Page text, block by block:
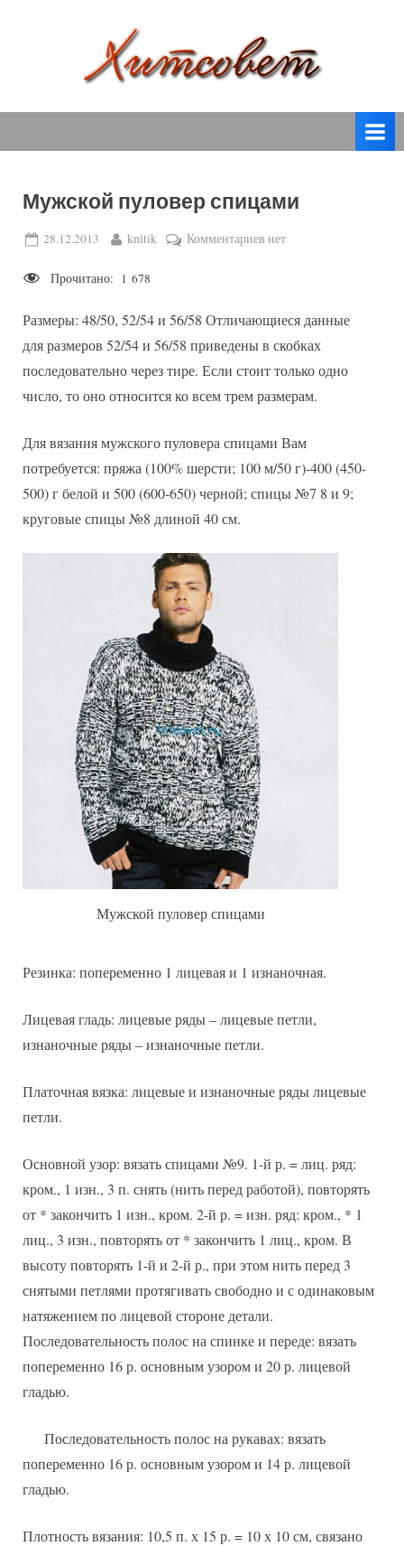
т
о
в
спицами,
крючком,
вязаные
модели
с
схемами.
Мужской пуловер спицами
Posted
28.12.2013 By
knitik Комментариевк
спицами
нет
Прочитано: 1 678
Размеры: 48/50, 52/54 и 56/58 Отличающиеся данные
для размеров 52/54 и 56/58 приведены в скобках
последовательно через тире. Если стоит только одно
число, то оно относится ко всем трем размерам.
Для вязания мужского пуловера спицами Вам
потребуется: пряжа (100% шерсти; 100 м/50 г)-400 (450-
500) г белой и 500 (600-650) черной; спицы №7 8 и 9;
круговые спицы №8 длиной 40 см.
Мужской пуловер спицами
Резинка: попеременно 1 лицевая и 1 изнаночная.
Лицевая гладь: лицевые ряды – лицевые петли,
изнаночные ряды – изнаночные петли.
Платочная вязка: лицевые и изнаночные ряды лицевые
петли.
Основной узор: вязать спицами №9. 1-й р. = лиц. ряд:
кром., 1 изн., 3 п. снять (нить перед работой), повторять
от * закончить 1 изн., кром. 2-й р. = изн. ряд: кром., * 1
лиц., 3 изн., повторять от * закончить 1 лиц., кром. В
высоту повторять 1-й и 2-й р., при этом нить перед 3
снятыми петлями протягивать свободно и с одинаковым
натяжением по лицевой стороне детали.
Последовательность полос на спинке и переде: вязать
попеременно 16 р. основным узором и 20 р. лицевой
гладью.
Последовательность полос на рукавах: вязать
попеременно 16 р. основным узором и 14 р. лицевой
гладью.
Плотность вязания: 10,5 п. х 15 р. = 10 х 10 см, связано